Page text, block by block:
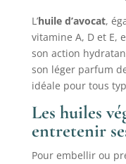
L’huile d’avocat,
vitamine A, D et E,
son action
son léger parfum
idéale pour tous
Les huiles
entretenir
Pour embellir ou